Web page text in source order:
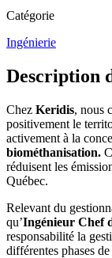
Catégorie
Ingénierie
Description
Chez Keridis, nous
positivement le
activement à la
biométhanisation.
réduisent les
Québec.
Relevant du
qu’Ingénieur Chef
responsabilité la
différentes phases